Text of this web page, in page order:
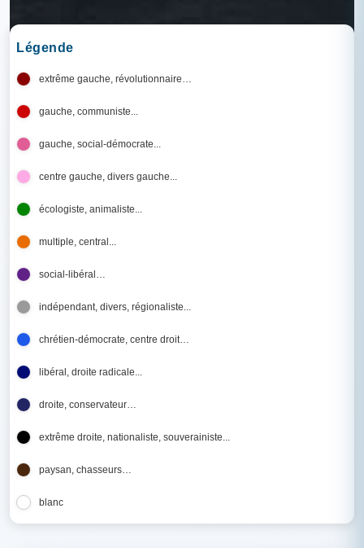
Légende
extrême gauche, révolutionnaire…
gauche, communiste...
gauche, social-démocrate...
centre gauche, divers gauche...
écologiste, animaliste...
multiple, central...
social-libéral…
indépendant, divers, régionaliste...
chrétien-démocrate, centre droit…
libéral, droite radicale...
droite, conservateur…
extrême droite, nationaliste, souverainiste...
paysan, chasseurs…
blanc